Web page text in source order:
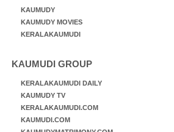
KAUMUDY
KAUMUDY MOVIES
KERALAKAUMUDI
KAUMUDI GROUP
KERALAKAUMUDI DAILY
KAUMUDY TV
KERALAKAUMUDI.COM
KAUMUDI.COM